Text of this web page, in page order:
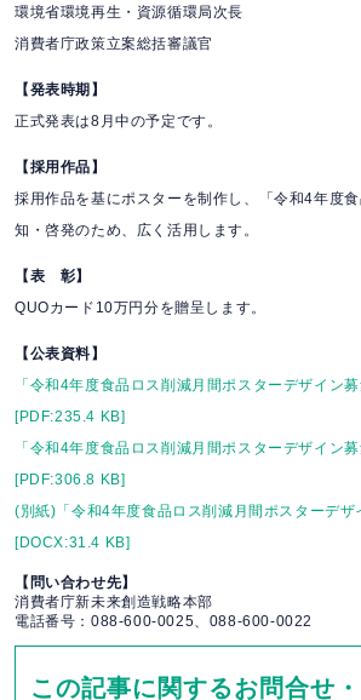
環境省環境再生・資源循環局次長
消費者庁政策立案総括審議官
【発表時期】
正式発表は8月中の予定です。
【採用作品】
採用作品を基にポスターを制作し、「令和4年度
知・啓発のため、広く活用します。
【表 彰】
QUOカード10万円分を贈呈します。
【公表資料】
「令和4年度食品ロス削減月間ポスターデザイン
[PDF:235.4 KB]
「令和4年度食品ロス削減月間ポスターデザイン
[PDF:306.8 KB]
(別紙)「令和4年度食品ロス削減月間ポスターデザ
[DOCX:31.4 KB]
【問い合わせ先】
消費者庁新未来創造戦略本部
電話番号：088-600-0025、088-600-0022
この記事に関するお問合せ